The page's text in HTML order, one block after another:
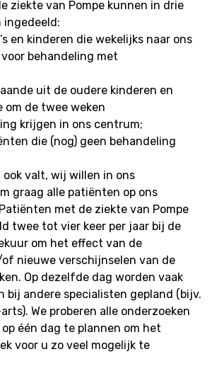
ziekte van Pompe kunnen in drie
ingedeeld:
en kinderen die wekelijks naar ons
behandeling met
uit de oudere kinderen en
om de twee weken
krijgen in ons centrum;
die (nog) geen behandeling
ook valt, wij willen in ons
graag alle patiënten op ons
met de ziekte van Pompe
twee tot vier keer per jaar bij de
om het effect van de
nieuwe verschijnselen van de
Op dezelfde dag worden vaak
bij andere specialisten gepland (bijv.
We proberen alle onderzoeken
één dag te plannen om het
voor u zo veel mogelijk te